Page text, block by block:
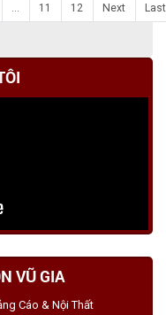
VŨ GIA
Cáo & Nội Thất
11 12 Next Last